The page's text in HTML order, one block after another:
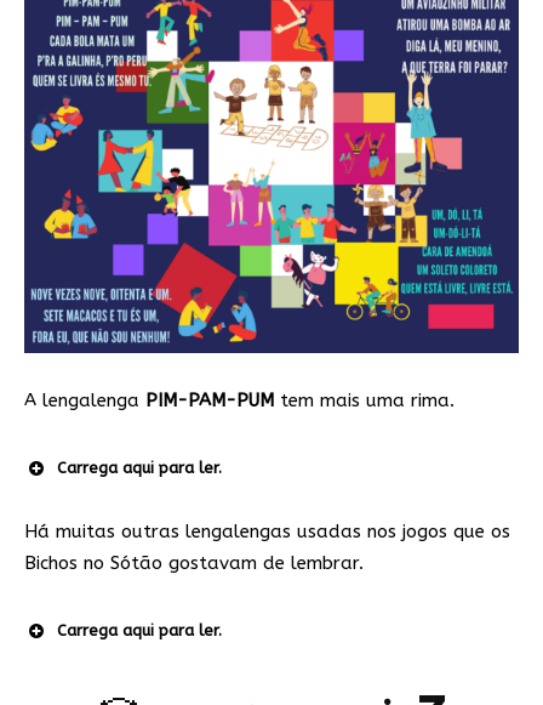
A lengalenga PIM-PAM-PUM tem mais uma rima.
Carrega aqui para ler.
Há muitas outras lengalengas usadas nos jogos que os
Bichos no Sótão gostavam de lembrar.
Carrega aqui para ler.